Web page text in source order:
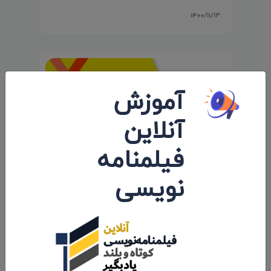
۱۴۰۰/۱۱/۱۳
حضور انیمیشن کوتاه «پوتین» سید محسن
آموزش
آنلاین
فیلمنامه
نویسی